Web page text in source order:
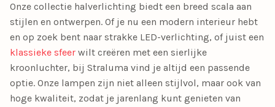
Onze collectie halverlichting biedt een breed scala aan
stijlen en ontwerpen. Of je nu een modern interieur hebt
en op zoek bent naar strakke LED-verlichting, of juist een
klassieke sfeer wilt creëren met een sierlijke
kroonluchter, bij Straluma vind je altijd een passende
optie. Onze lampen zijn niet alleen stijlvol, maar ook van
hoge kwaliteit, zodat je jarenlang kunt genieten van